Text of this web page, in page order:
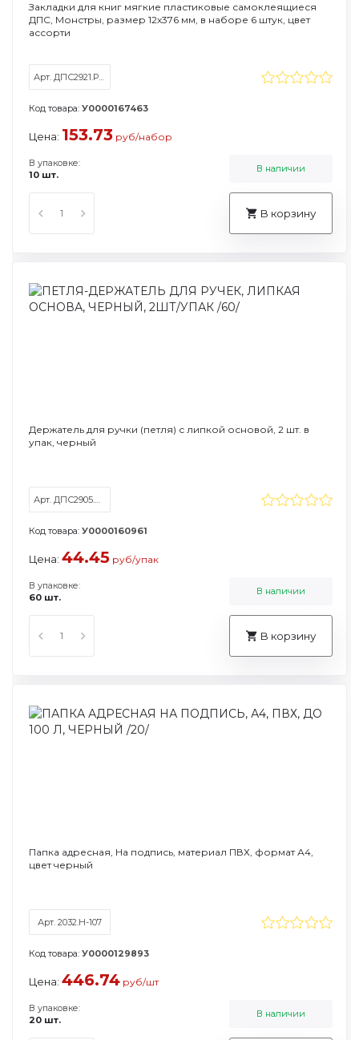
Закладки для книг мягкие пластиковые самоклеящиеся
ДПС, Монстры, размер 12х376 мм, в наборе 6 штук, цвет
ассорти
Арт. ДПС2921.Р3/6
Код товара: У0000167463
Цена: 153.73 руб/набор
В упаковке:
10 шт.
В наличии
В корзину
Держатель для ручки (петля) с липкой основой, 2 шт. в
упак, черный
Арт. ДПС2905.С/2-107
Код товара: У0000160961
Цена: 44.45 руб/упак
В упаковке:
60 шт.
В наличии
В корзину
Папка адресная, На подпись, материал ПВХ, формат А4,
цвет черный
Арт. 2032.Н-107
Код товара: У0000129893
Цена: 446.74 руб/шт
В упаковке:
20 шт.
В наличии